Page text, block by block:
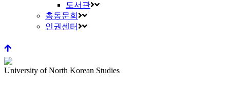
도서관
총동문회
인권센터
University of North Korean Studies